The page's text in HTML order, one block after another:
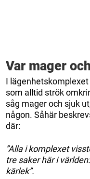
Var mager
I
som alltid strök
såg mager och sjuk
någon. Såhär
där:
”Alla i komplexet
tre saker här i
kärlek”.